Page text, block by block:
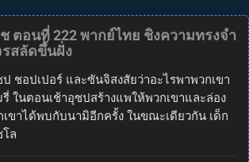
ตอนที่ 222 พากย์ไทย ชิงความทรงจำ
สลัดขึ้นฝั่ง
ชอปเปอร์ และซันจิสงสัยว่าอะไรพาพวกเขา
ในตอนเช้าอุซปสร้างแพให้พวกเขาและล่อง
เขาได้พบกับนามิอีกครั้ง ในขณะเดียวกัน เด็ก
ล